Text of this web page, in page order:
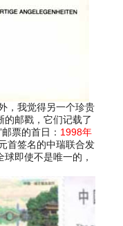
，我觉得另一个珍贵
的邮戳，它们记载了
票的首日： 1998年
首签名的中瑞联合发
即使不是唯一的，